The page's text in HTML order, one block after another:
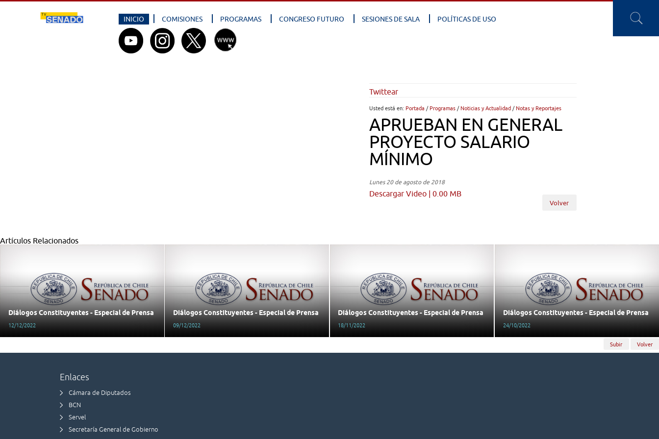
INICIO COMISIONES PROGRAMAS CONGRESO FUTURO SESIONES DE SALA POLÍTICAS DE USO
Twittear
Usted está en: Portada / Programas/ Noticias y Actualidad / Notas y Reportajes
APRUEBAN EN GENERAL
PROYECTO SALARIO
MÍNIMO
Lunes 20 de agosto de 2018
Descargar Video | 0.00 MB
Volver
Artículos Relacionados
Diálogos Constituyentes - Especial de Prensa
12/12/2022
Diálogos Constituyentes - Especial de Prensa
09/12/2022
Diálogos Constituyentes - Especial de Prensa
18/11/2022
Diálogos Constituyentes - Especial de Prensa
24/10/2022
Subir Volver
Enlaces
Cámara de Diputados
BCN
Servel
Secretaría General de Gobierno